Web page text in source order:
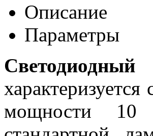
Описание
Параметры
мощности 10